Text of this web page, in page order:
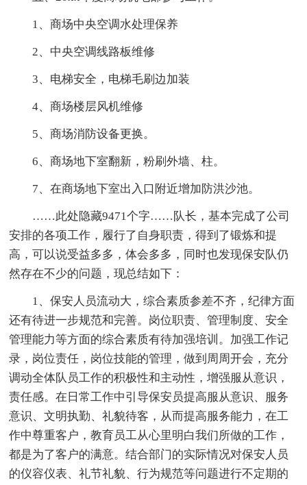
1、商场中央空调水处理保养
2、中央空调线路板维修
3、电梯安全，电梯毛刷边加装
4、商场楼层风机维修
5、商场消防设备更换。
6、商场地下室翻新，粉刷外墙、柱。
7、在商场地下室出入口附近增加防洪沙池。
……此处隐藏9471个字……队长，基本完成了公司
安排的各项工作，履行了自身职责，得到了锻炼和提
高，可以说受益多多，体会多多，同时也发现保安队仍
然存在不少的问题，现总结如下：
1、保安人员流动大，综合素质参差不齐，纪律方面
还有待进一步规范和完善。岗位职责、管理制度、安全
管理能力等方面的综合素质有待加强培训。加强工作记
录，岗位责任，岗位技能的管理，做到周周开会，充分
调动全体队员工作的积极性和主动性，增强服从意识，
责任感。在日常工作中引导保安员提高服从意识、服务
意识、文明执勤、礼貌待客，从而提高服务能力，在工
作中尊重客户，教育员工从心里明白我们所做的工作，
都是为了客户的满意。结合部门的实际情况对保安人员
的仪容仪表、礼节礼貌、行为规范等问题进行不定期的